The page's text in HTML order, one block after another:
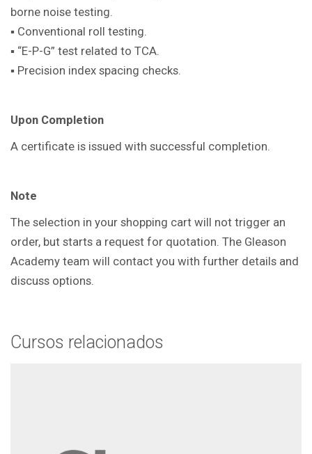
borne noise testing.
▪ Conventional roll testing.
▪ “E-P-G” test related to TCA.
▪ Precision index spacing checks.
Upon Completion
A certificate is issued with successful completion.
Note
The selection in your shopping cart will not trigger an
order, but starts a request for quotation. The Gleason
Academy team will contact you with further details and
discuss options.
Cursos relacionados